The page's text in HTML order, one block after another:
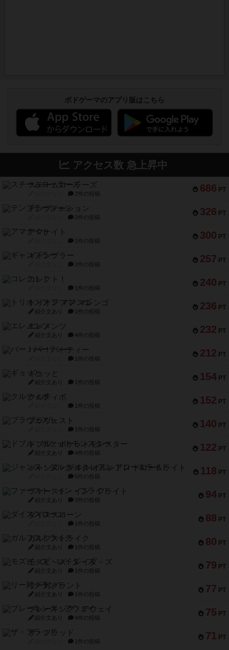
ボドゲーマのアプリ版はこちら
アクセス数 急上昇中
686 PT
スチームローラーズ
2件の投稿
326 PT
テンプテーション
2件の投稿
300 PT
アマナイト
1件の投稿
257 PT
ギャンブラー
2件の投稿
240 PT
コレクト！
1件の投稿
236 PT
トリオンフ ア マレンゴ
紹介文あり 1件の投稿
232 PT
エレメンツ
紹介文あり 4件の投稿
212 PT
バー！パーティー
1件の投稿
154 PT
ギョッと
紹介文あり 1件の投稿
152 PT
クルティボ
1件の投稿
140 PT
ブラヴェスト
1件の投稿
122 PT
ドブル：ポケットモンスター
紹介文あり 4件の投稿
118 PT
ジャンヌ・ダルク-オルレアン ドロー＆ライト
5件の投稿
94 PT
ファースト・イン・フライト
紹介文あり 3件の投稿
88 PT
ダイススローン
1件の投稿
80 PT
ガルフストライク
紹介文あり 1件の投稿
79 PT
モズビ－ズ・レイダ－ズ
紹介文あり 1件の投稿
77 PT
リー対グラント
紹介文あり 1件の投稿
75 PT
ブレーキング・アウェイ
紹介文あり 4件の投稿
71 PT
ザ・フラッド
1件の投稿